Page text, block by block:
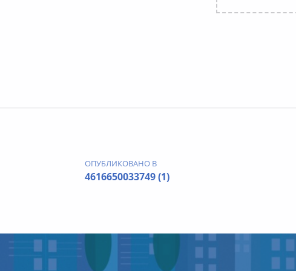
Навигация по записям
ОПУБЛИКОВАНО В
4616650033749 (1)